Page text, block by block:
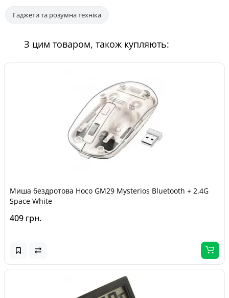
Гаджети та розумна техніка
З цим товаром, також купляють:
Миша бездротова Hoco GM29 Mysterios Bluetooth + 2.4G
Space White
409 грн.